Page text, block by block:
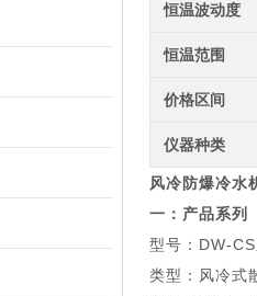
恒温波动度
恒温范围
价格区间
仪器种类
风冷防爆冷水
一：产品系列
型号：DW-
类型：风冷式